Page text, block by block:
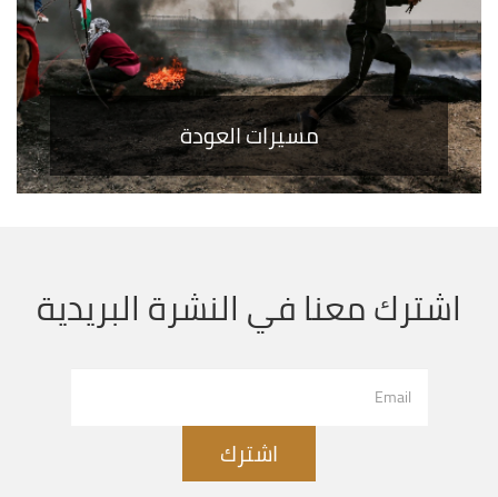
مسيرات العودة
اشترك معنا في النشرة البريدية
اشترك